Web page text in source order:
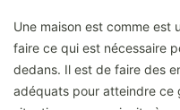
Une maison est comme est
faire ce qui est nécessaire
dedans. Il est de faire des
adéquats pour atteindre ce